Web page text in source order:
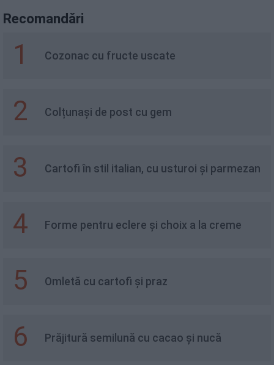
Recomandări
1 Cozonac cu fructe uscate
2 Colțunași de post cu gem
3 Cartofi în stil italian, cu usturoi și parmezan
4 Forme pentru eclere și choix a la creme
5 Omletă cu cartofi și praz
6 Prăjitură semilună cu cacao și nucă